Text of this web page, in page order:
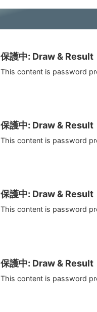
保護中: Draw & Result
This content is password
保護中: Draw & Result
This content is password
保護中: Draw & Result
This content is password
保護中: Draw & Result
This content is password